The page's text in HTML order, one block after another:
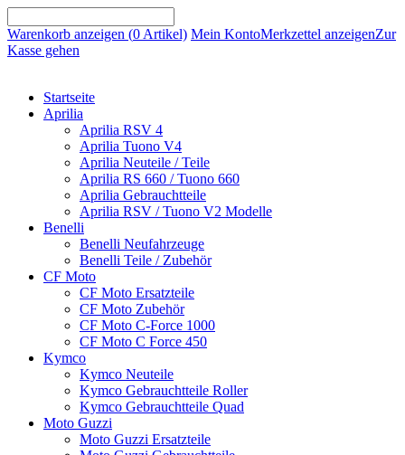
Warenkorb anzeigen (0 Artikel) Mein KontoMerkzettel anzeigenZur
Kasse gehen
Startseite
Aprilia
Aprilia RSV 4
Aprilia Tuono V4
Aprilia Neuteile / Teile
Aprilia RS 660 / Tuono 660
Aprilia Gebrauchtteile
Aprilia RSV / Tuono V2 Modelle
Benelli
Benelli Neufahrzeuge
Benelli Teile / Zubehör
CF Moto
CF Moto Ersatzteile
CF Moto Zubehör
CF Moto C-Force 1000
CF Moto C Force 450
Kymco
Kymco Neuteile
Kymco Gebrauchtteile Roller
Kymco Gebrauchtteile Quad
Moto Guzzi
Moto Guzzi Ersatzteile